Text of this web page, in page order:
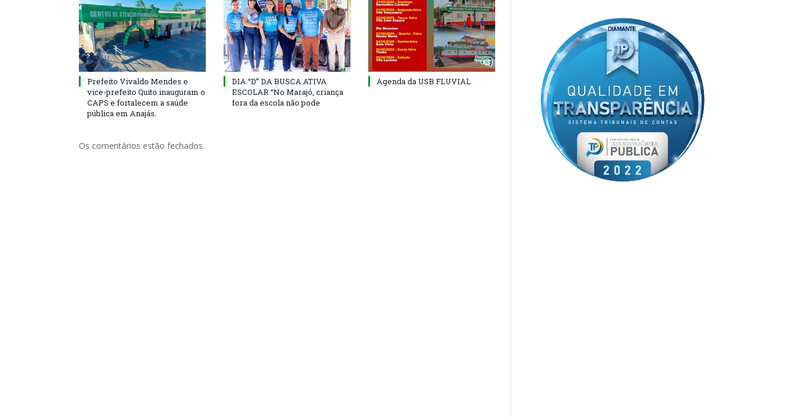
Prefeito Vivaldo Mendes e
vice-prefeito Quito inauguram o
CAPS e fortalecem a saúde
pública em Anajás.
DIA “D” DA BUSCA ATIVA
ESCOLAR “No Marajó, criança
fora da escola não pode
Agenda da USB FLUVIAL
Os comentários estão fechados.